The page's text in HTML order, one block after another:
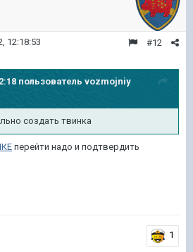
#12
12:18:53
пользователь vozmojniy
создать твинка
перейти надо и подтвердить
1